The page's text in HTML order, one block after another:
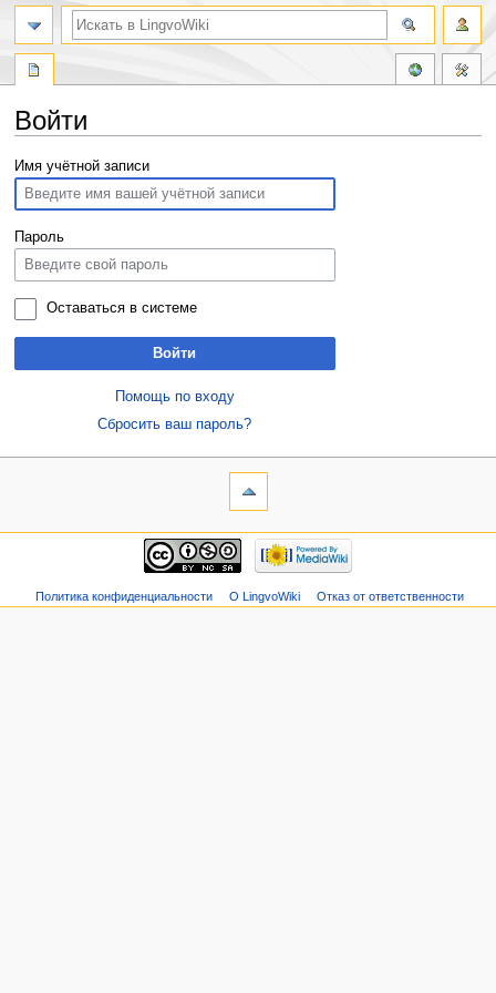
Войти
Перейти
навигации
Перейти
поиску
Имя учётной записи
Пароль
Оставаться в системе
Войти
Помощь по входу
Сбросить ваш пароль?
Политика конфиденциальности О LingvoWiki Отказ от ответственности